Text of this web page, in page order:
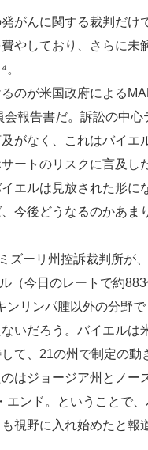
がんに関する裁判だけ
やしており、さらに未
のが米国政府による
会報告書だ。訴訟の中
がなく、これはバイエ
ートのリスクに言及し
エルは見放された形に
今後どうなるのかあま
ズーリ州控訴裁判所が
（今日のレートで約
ンリンパ腫以外の分野
いだろう。バイエルは
て、21の州で制定の動
はジョージア州とノー
エンド。ということで
視野に入れ始めたと報